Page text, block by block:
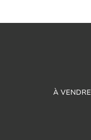
À VENDRE